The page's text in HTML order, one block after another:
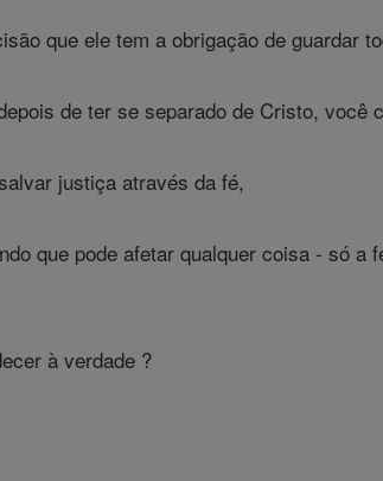
que ele tem a obrigação de guardar
de ter se separado de Cristo, você
justiça através da fé,
que pode afetar qualquer coisa - só a
à verdade ?